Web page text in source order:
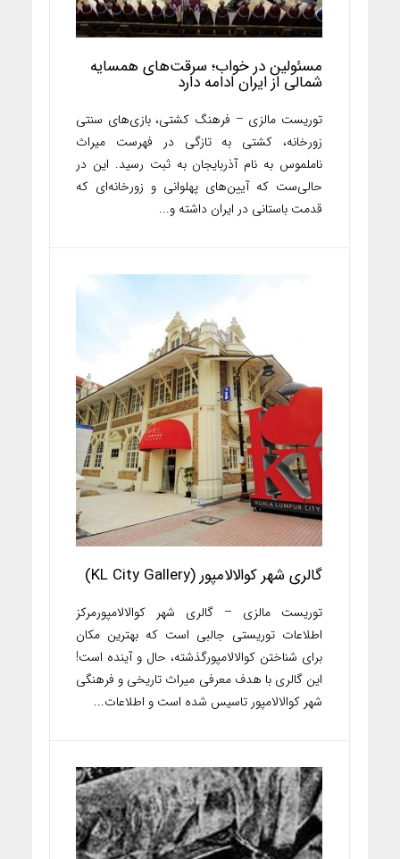
مسئولین در خواب؛ سرقت‌های همسایه
شمالی از ایران ادامه دارد
توریست مالزی – فرهنگ کشتی، بازی‌های سنتی
زورخانه، کشتی به تازگی در فهرست میراث
ناملموس به نام آذربایجان به ثبت رسید. این در
حالی‌ست که آیین‌های پهلوانی و زورخانه‌ای که
قدمت باستانی در ایران داشته و...
گالری شهر کوالالامپور (KL City Gallery)
توریست مالزی – گالری شهر کوالالامپورمرکز
اطلاعات توریستی جالبی است که بهترین مکان
برای شناختن کوالالامپورگذشته، حال و آینده است!
این گالری با هدف معرفی میراث تاریخی و فرهنگی
شهر کوالالامپور تاسیس شده است و اطلاعات...